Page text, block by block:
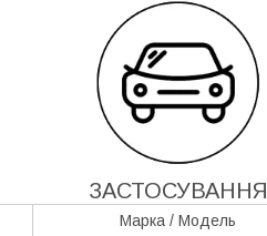
ЗАСТОСУВАННЯ
Марка / Модель